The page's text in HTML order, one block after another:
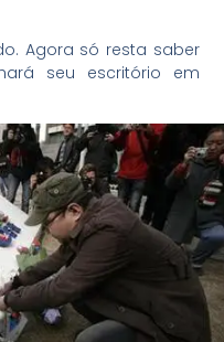
Agora só resta saber
seu escritório em